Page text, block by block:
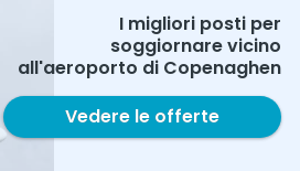
I migliori posti per
soggiornare vicino
all'aeroporto di Copenaghen
Vedere le offerte